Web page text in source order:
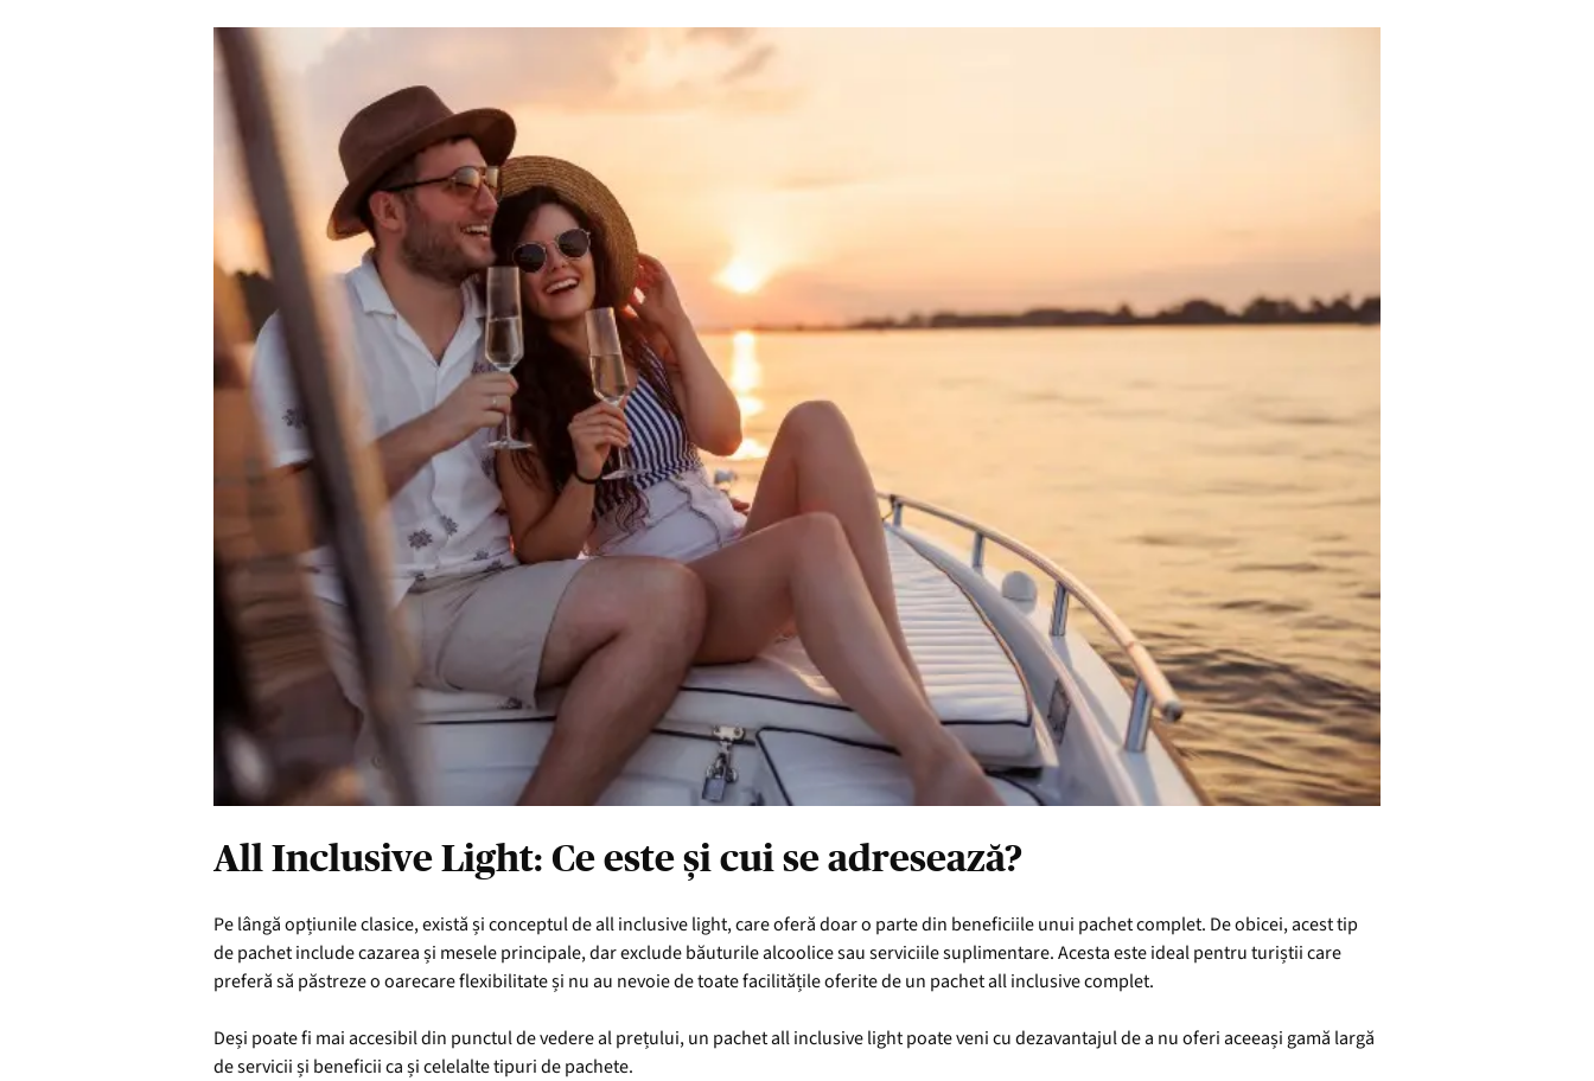
All Inclusive Light: Ce este și cui se adresează?
Pe lângă opțiunile clasice, există și conceptul de all inclusive light, care oferă doar o parte din beneficiile unui pachet complet. De obicei, acest tip
de pachet include cazarea și mesele principale, dar exclude băuturile alcoolice sau serviciile suplimentare. Acesta este ideal pentru turiștii care
preferă să păstreze o oarecare flexibilitate și nu au nevoie de toate facilitățile oferite de un pachet all inclusive complet.
Deși poate fi mai accesibil din punctul de vedere al prețului, un pachet all inclusive light poate veni cu dezavantajul de a nu oferi aceeași gamă largă
de servicii și beneficii ca și celelalte tipuri de pachete.